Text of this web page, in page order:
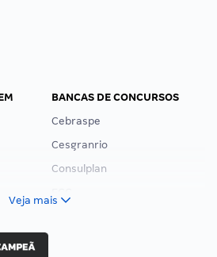
BANCAS DE CONCURSOS
Cebraspe
Cesgranrio
Consulplan
Veja mais